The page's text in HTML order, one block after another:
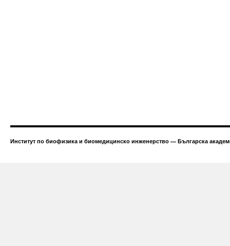
Институт по биофизика и биомедицинско инженерство — Българска